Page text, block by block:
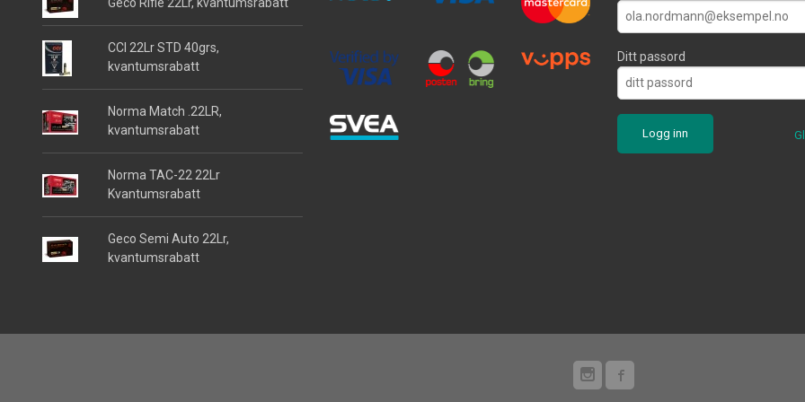
CCI 22Lr STD 40grs,
kvantumsrabatt
Norma Match .22LR,
kvantumsrabatt
Norma TAC-22 22Lr
Kvantumsrabatt
Geco Semi Auto 22Lr,
kvantumsrabatt
Ditt passord